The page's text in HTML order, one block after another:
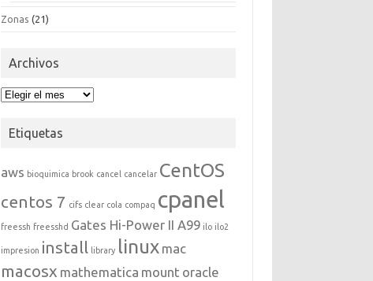
Zonas (21)
Archivos
Archivos
Etiquetas
aws bioquimica brook cancel cancelar CentOS
centos 7 cifs clear cola compaq cpanel
freessh freesshd Gates Hi-Power II A99 ilo ilo2
impresion install library linux mac
macosx mathematica mount oracle